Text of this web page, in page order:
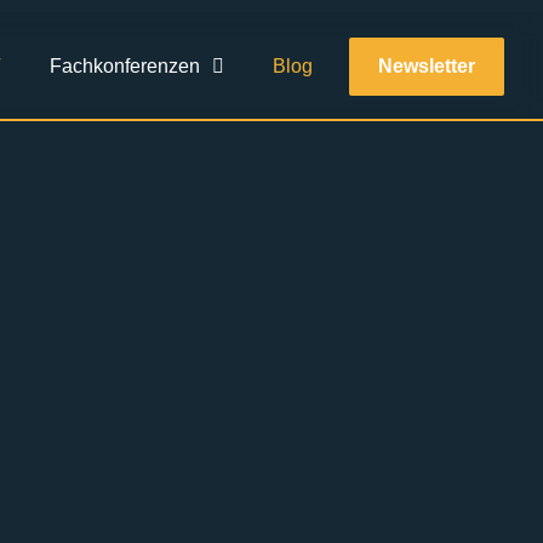
Fachkonferenzen Blog Newsletter